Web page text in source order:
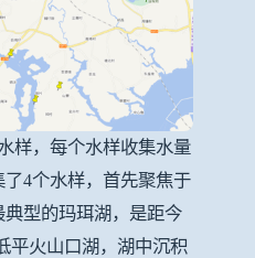
样，每个水样收集水量
4个水样，首先聚焦于
型的玛珥湖，是距今
平火山口湖，湖中沉积